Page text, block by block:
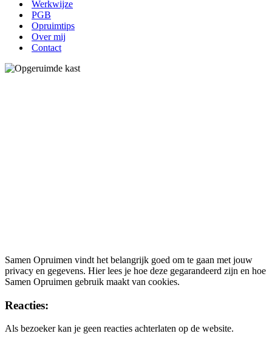
Werkwijze
PGB
Opruimtips
Over mij
Contact
Samen Opruimen vindt het belangrijk goed om te gaan met jouw
privacy en gegevens. Hier lees je hoe deze gegarandeerd zijn en hoe
Samen Opruimen gebruik maakt van cookies.
Reacties:
Als bezoeker kan je geen reacties achterlaten op de website.